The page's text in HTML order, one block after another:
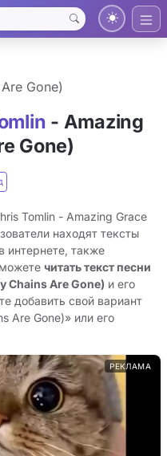
Gone)
- Amazing
Gone)
Tomlin - Amazing Grace
находят тексты
интернете, также
читать текст песни
Chains Are Gone) и его
добавить свой вариант
Are Gone)» или его
РЕКЛАМА